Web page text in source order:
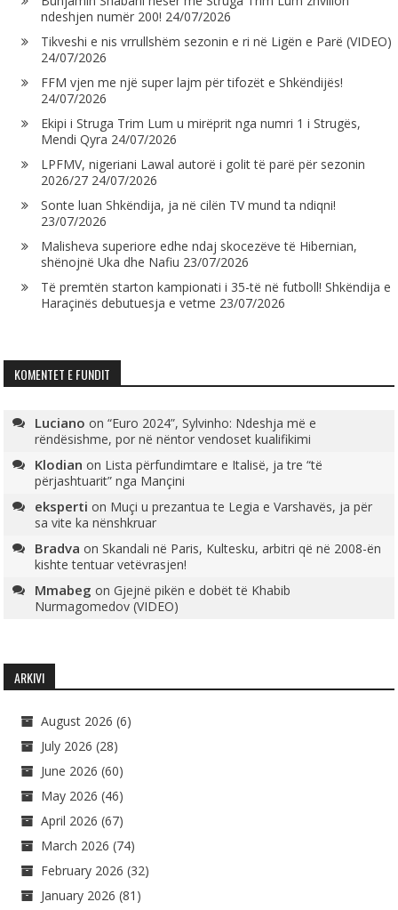
ndeshjen numër 200! 24/07/2026
Tikveshi e nis vrrullshëm sezonin e ri në Ligën e Parë (VIDEO)
24/07/2026
FFM vjen me një super lajm për tifozët e Shkëndijës!
24/07/2026
Ekipi i Struga Trim Lum u mirëprit nga numri 1 i Strugës,
Mendi Qyra 24/07/2026
LPFMV, nigeriani Lawal autorë i golit të parë për sezonin
2026/27 24/07/2026
Sonte luan Shkëndija, ja në cilën TV mund ta ndiqni!
23/07/2026
Malisheva superiore edhe ndaj skocezëve të Hibernian,
shënojnë Uka dhe Nafiu 23/07/2026
Të premtën starton kampionati i 35-të në futboll! Shkëndija e
Haraçinës debutuesja e vetme 23/07/2026
KOMENTET E FUNDIT
Luciano on“Euro 2024”, Sylvinho: Ndeshja më e
rëndësishme, por në nëntor vendoset kualifikimi
Klodian on Lista përfundimtare e Italisë, ja tre “të
përjashtuarit” nga Mançini
eksperti on Muçi u prezantua te Legia e Varshavës, ja për
sa vite ka nënshkruar
Bradva onSkandali në Paris, Kultesku, arbitri që në 2008-ën
kishte tentuar vetëvrasjen!
Mmabeg onGjejnë pikën e dobët të Khabib
Nurmagomedov (VIDEO)
ARKIVI
August 2026 (6)
July 2026 (28)
June 2026 (60)
May 2026 (46)
April 2026 (67)
March 2026 (74)
February 2026 (32)
January 2026 (81)